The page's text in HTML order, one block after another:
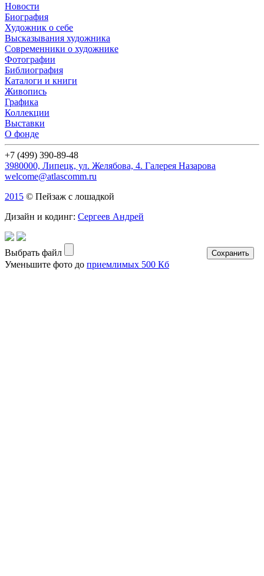
Новости
Биография
Художник о себе
Выcказывания художника
Современники о художнике
Фотографии
Библиография
Каталоги и книги
Живопись
Графика
Коллекции
Выставки
О фонде
+7 (499) 390-89-48
3980000, Липецк, ул. Желябова, 4. Галерея Назарова
welcome@atlascomm.ru
2015 © Пейзаж с лошадкой
Дизайн и кодинг: Сергеев Андрей
Выбрать файл
Уменьшите фото до приемлимых 500 Кб